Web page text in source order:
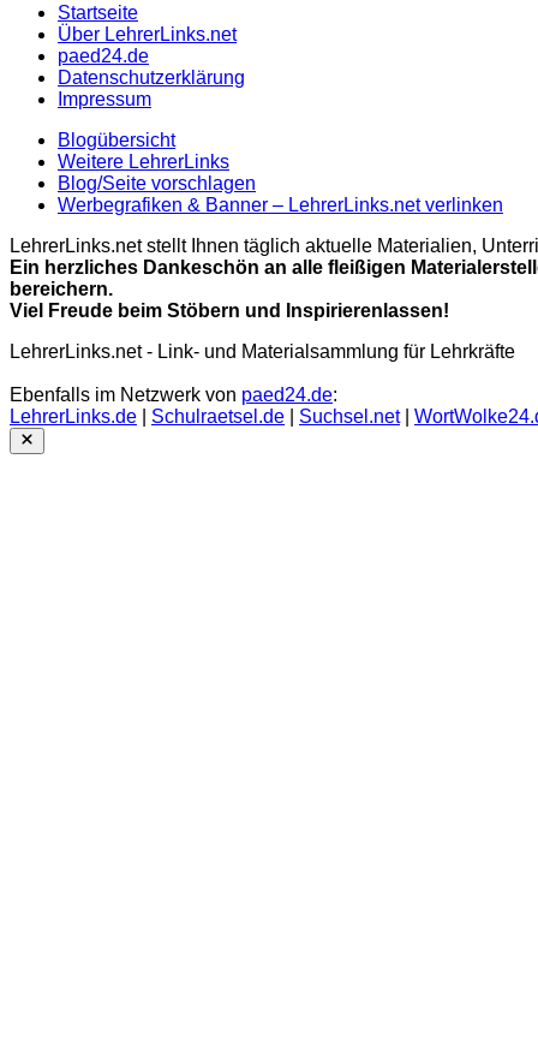
Startseite
Über LehrerLinks.net
paed24.de
Datenschutzerklärung
Impressum
Blogübersicht
Weitere LehrerLinks
Blog/Seite vorschlagen
Werbegrafiken & Banner – LehrerLinks.net verlinken
LehrerLinks.net stellt Ihnen täglich aktuelle Materialien,
Ein herzliches Dankeschön an alle fleißigen
bereichern.
Viel Freude beim Stöbern und Inspirierenlassen!
LehrerLinks.net - Link- und Materialsammlung für Lehrkräfte
Ebenfalls im Netzwerk von paed24.de:
LehrerLinks.de
Schulraetsel.de Suchsel.net|
Close